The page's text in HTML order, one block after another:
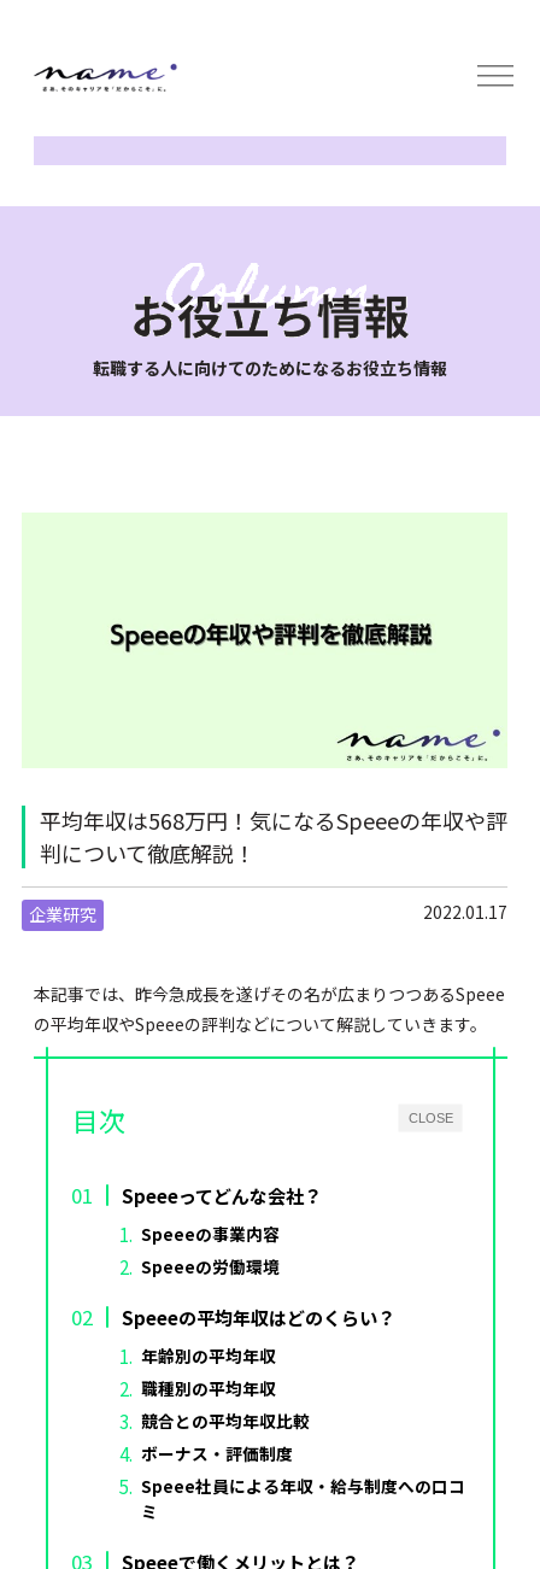
転職する人に向けてのためになるお役立ち情報
平均年収は568万円！気になるSpeeeの年収や評
判について徹底解説！
企業研究 2022.01.17
本記事では、昨今急成長を遂げその名が広まりつつあるSpeee
の平均年収やSpeeeの評判などについて解説していきます。
CLOSE
目次
Speeeってどんな会社？
Speeeの事業内容
Speeeの労働環境
Speeeの平均年収はどのくらい？
年齢別の平均年収
職種別の平均年収
競合との平均年収比較
ボーナス・評価制度
Speee社員による年収・給与制度への口コ
ミ
Speeeで働くメリットとは？